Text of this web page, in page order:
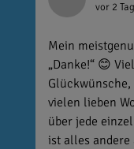
vor 2
Mein
„Danke!“ 😊
vielen lieben
über jede
ist alles andere